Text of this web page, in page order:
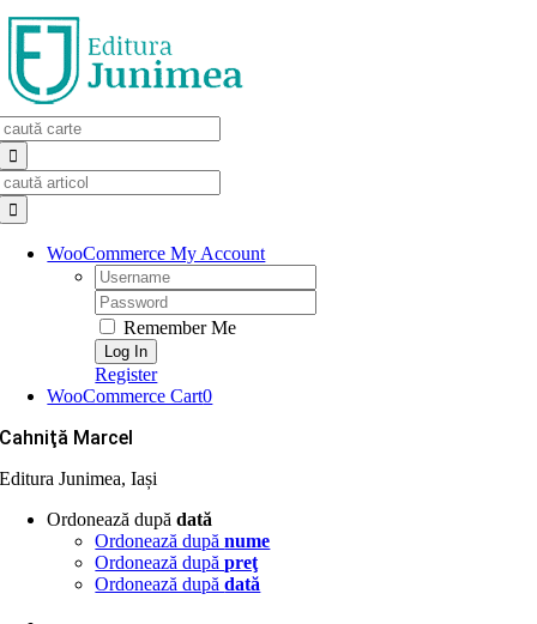
Skip
to
content
WooCommerce My Account
Username:
Password:
Remember Me
Register
WooCommerce Cart0
Cahniţă Marcel
Editura Junimea, Iași
Ordonează dupădată
Ordonează dupănume
Ordonează dupăpreţ
Ordonează dupădată